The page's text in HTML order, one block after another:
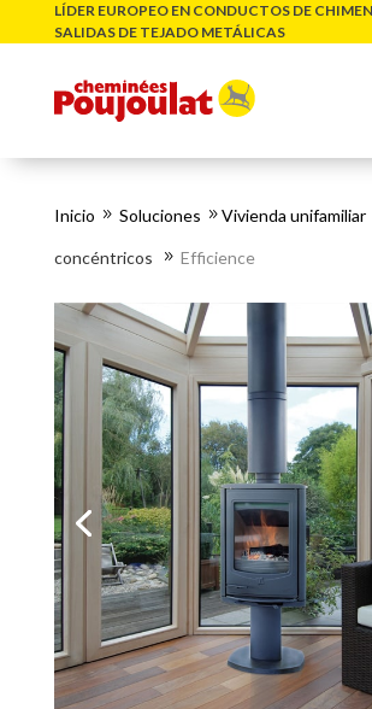
LÍDER EUROPEO EN CONDUCTOS DE
SALIDAS DE TEJADO METÁLICAS
Inicio 9 Soluciones 9 Vivienda unifamiliar
concéntricos 9 Efficience